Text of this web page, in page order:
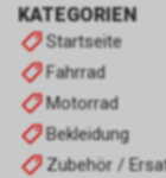
KATEGORIEN
Startseite
Fahrrad
Motorrad
Bekleidung
Zubehör /